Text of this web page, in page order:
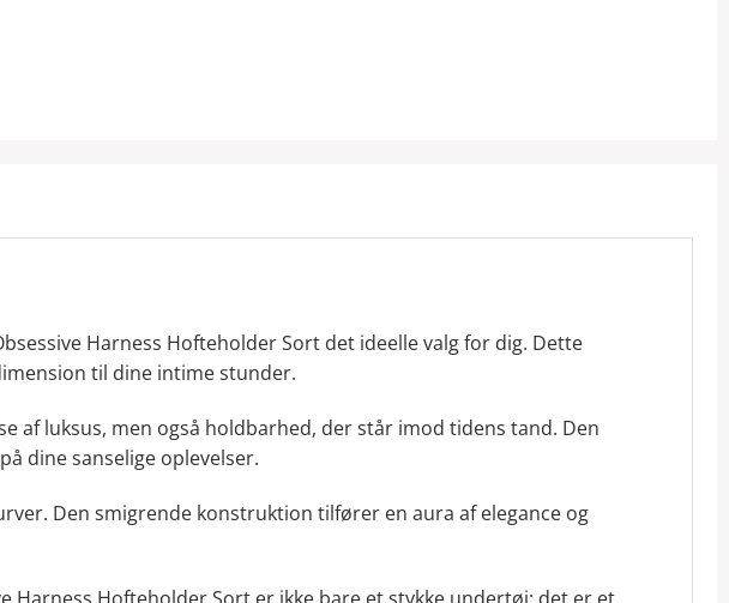
Harness Hofteholder Sort det ideelle valg for dig. Dette
til dine intime stunder.
af luksus, men også holdbarhed, der står imod tidens tand. Den
dine sanselige oplevelser.
Den smigrende konstruktion tilfører en aura af elegance og